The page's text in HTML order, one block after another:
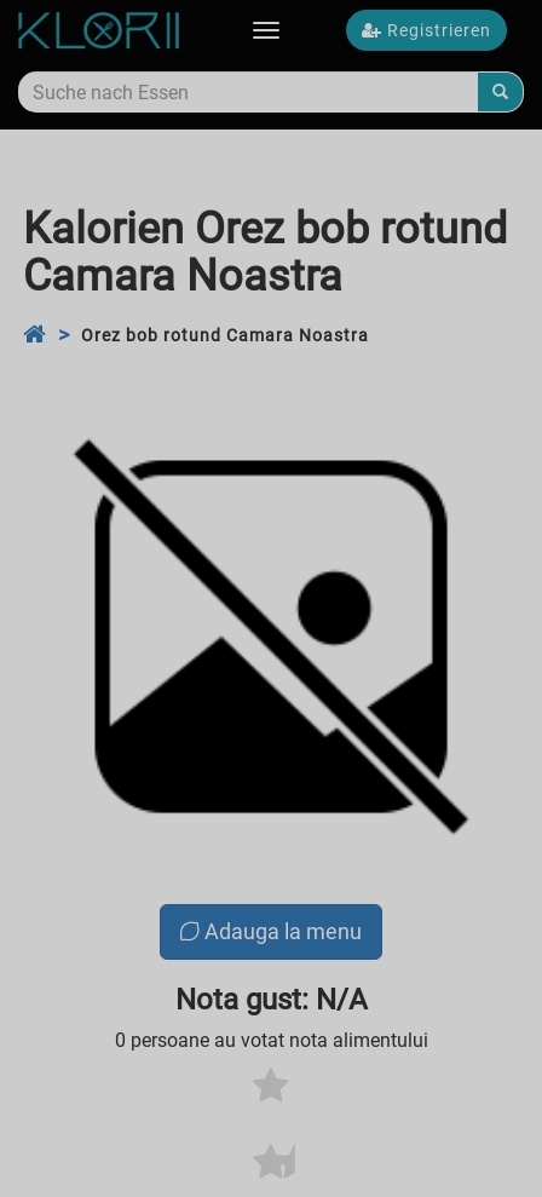
Registrieren
Toggle
Kalorien Orez bob rotund
Camara Noastra
Orez bob rotund Camara Noastra
Adauga la menu
Nota gust: N/A
0 persoane au votat nota alimentului